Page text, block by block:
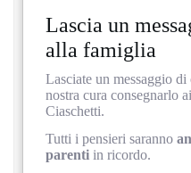
Lascia un
alla famiglia
Lasciate un messaggio
nostra cura consegnarlo
Ciaschetti.
Tutti i pensieri saranno
parenti in ricordo.